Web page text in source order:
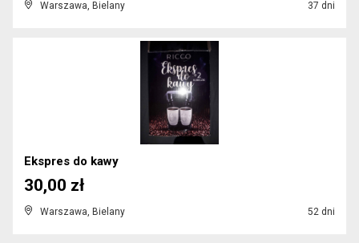
Warszawa, Bielany 37 dni
Ekspres do kawy
Warszawa, Bielany 52 dni
30,00 zł